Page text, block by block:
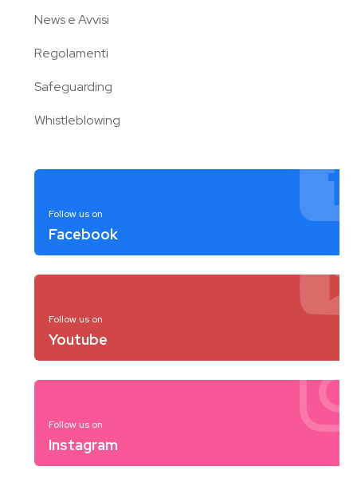
News e Avvisi
Regolamenti
Safeguarding
Whistleblowing
Follow us on
Facebook
Follow us on
Youtube
Follow us on
Instagram